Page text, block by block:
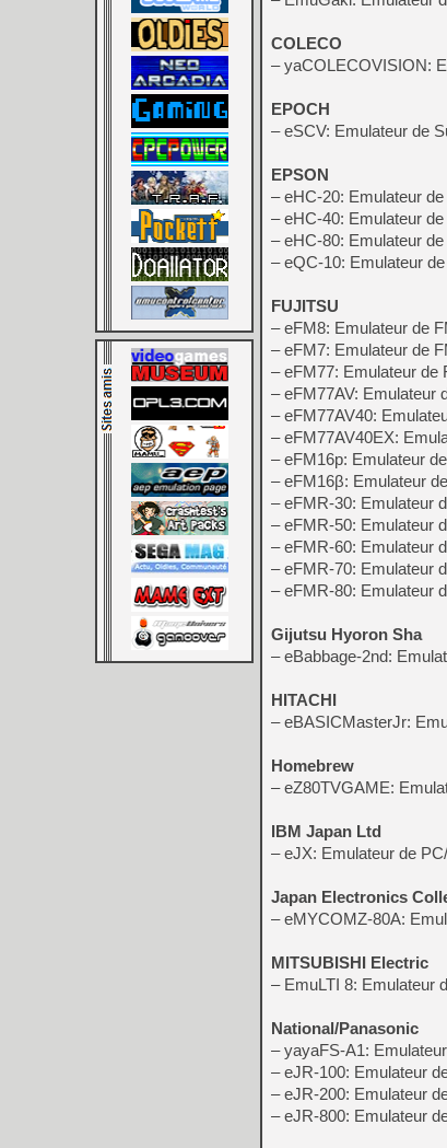
COLECO
– yaCOLECOVISION:
EPOCH
– eSCV: Emulateur de
EPSON
– eHC-20: Emulateur
– eHC-40: Emulateur
– eHC-80: Emulateur
– eQC-10: Emulateur
FUJITSU
– eFM8: Emulateur de
– eFM7: Emulateur de
– eFM77: Emulateur de
– eFM77AV: Emulateur
– eFM77AV40:
– eFM77AV40EX:
– eFM16p: Emulateur
– eFM16β: Emulateur
– eFMR-30: Emulateur
– eFMR-50: Emulateur
– eFMR-60: Emulateur
– eFMR-70: Emulateur
– eFMR-80: Emulateur
Gijutsu Hyoron Sha
– eBabbage-2nd:
HITACHI
– eBASICMasterJr:
Homebrew
– eZ80TVGAME:
IBM Japan Ltd
– eJX: Emulateur de
Japan Electronics
– eMYCOMZ-80A:
MITSUBISHI Electric
– EmuLTI 8: Emulateur
National/Panasonic
– yayaFS-A1:
– eJR-100: Emulateur
– eJR-200: Emulateur
– eJR-800: Emulateur